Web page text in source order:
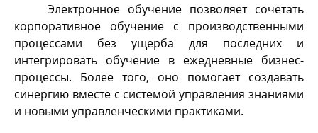
Электронное обучение позволяет сочетать
корпоративное обучение с производственными
процессами без ущерба для последних и
интегрировать обучение в ежедневные бизнес-
процессы. Более того, оно помогает создавать
синергию вместе с системой управления знаниями
и новыми управленческими практиками.